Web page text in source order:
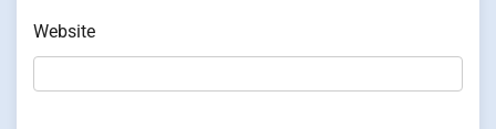
Website